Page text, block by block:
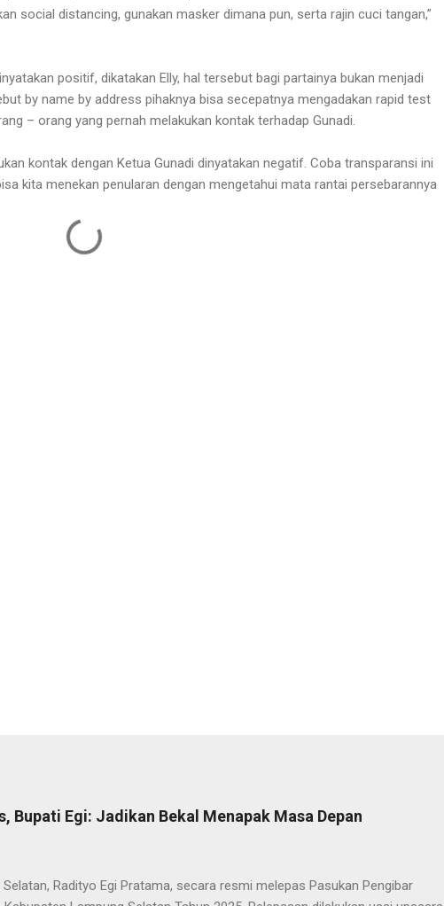
social distancing, gunakan masker dimana pun, serta rajin cuci tangan,”
positif, dikatakan Elly, hal tersebut bagi partainya bukan menjadi
by name by address pihaknya bisa secepatnya mengadakan rapid test
– orang yang pernah melakukan kontak terhadap Gunadi.
kontak dengan Ketua Gunadi dinyatakan negatif. Coba transparansi ini
kita menekan penularan dengan mengetahui mata rantai persebarannya
Bupati Egi: Jadikan Bekal Menapak Masa Depan
Radityo Egi Pratama, secara resmi melepas Pasukan Pengibar